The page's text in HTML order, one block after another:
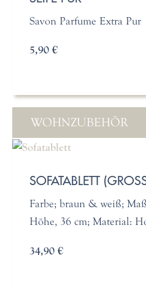
Savon Parfume Extra Pur
5,90 €
WOHNZUBEHÖR
SOFATABLETT
Farbe; braun & weiß;
Höhe, 36 cm; Material:
34,90 €